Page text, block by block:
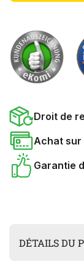
Droit de
Achat
Garantie
DÉTAILS DU